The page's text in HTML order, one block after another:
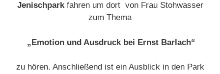
Jenischparkfahren um dort von Frau Stohwasser
zum Thema
„Emotion und Ausdruck bei Ernst Barlach“
zu hören. Anschließend ist ein Ausblick in den Park